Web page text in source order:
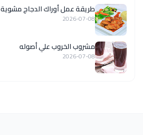
طريقة عمل أوراك الدجاج مشوية
2026-07-08
مشروب الخروب علي أصوله
2026-07-08